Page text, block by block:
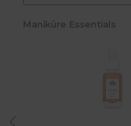
Produktgalerie überspringen
Maniküre Essentials